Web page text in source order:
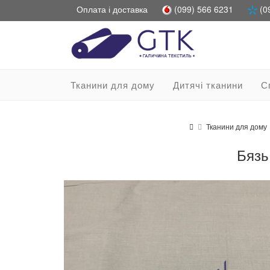
Оплата і доставка (099) 566 6231
Тканини для дому Дитячі тканини
Тканини для дому